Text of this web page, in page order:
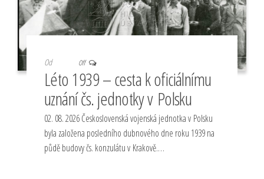
Od Off
Léto 1939 – cesta k oficiálnímu
uznání čs. jednotky v Polsku
02. 08. 2026 Československá vojenská jednotka v Polsku
byla založena posledního dubnového dne roku 1939 na
půdě budovy čs. konzulátu v Krakově.…